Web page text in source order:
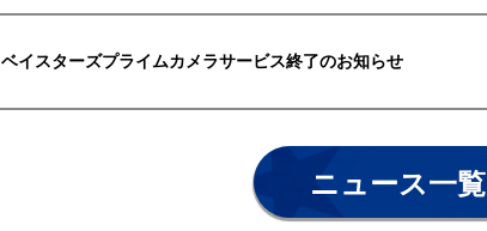
ベイスターズプライムカメラサービス終了のお知らせ
ニュース一覧